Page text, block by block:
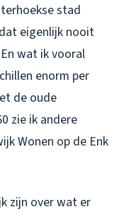
stad
eigenlijk nooit
wat ik vooral
enorm per
de oude
zie ik andere
Wonen op de Enk
zijn over wat er